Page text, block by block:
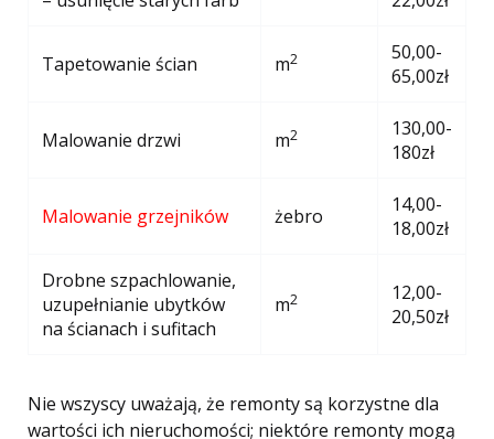
Tapetowanie ścian m2
50,00-
65,00zł
Malowanie drzwi m2
130,00-
180zł
Malowanie grzejników żebro
14,00-
18,00zł
Drobne szpachlowanie,
uzupełnianie ubytków
na ścianach i sufitach
m2
12,00-
20,50zł
Nie wszyscy uważają, że remonty są korzystne dla
wartości ich nieruchomości; niektóre remonty mogą